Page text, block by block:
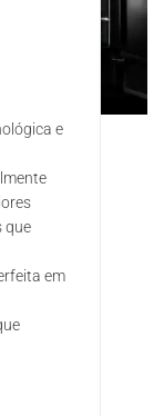
e
que
em